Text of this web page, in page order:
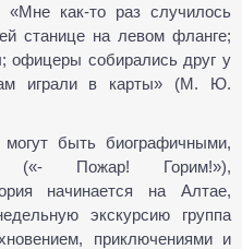
«Мне как-то раз случилось
станице на левом фланге;
офицеры собирались друг у
играли в карты» (М. Ю.
быть биографичными,
(«- Пожар! Горим!»),
начинается на Алтае,
экскурсию группа
приключениями и